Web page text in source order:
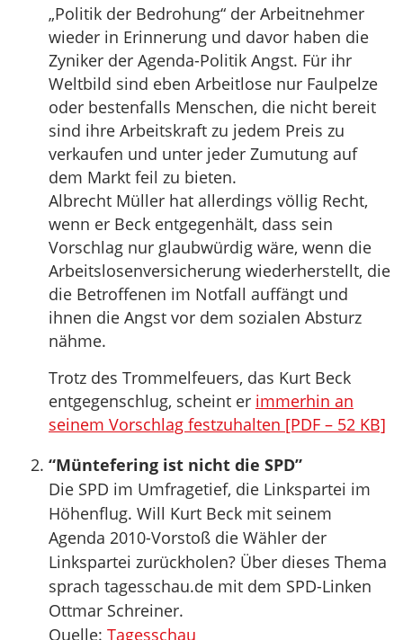
„Politik der Bedrohung“ der Arbeitnehmer
wieder in Erinnerung und davor haben die
Zyniker der Agenda-Politik Angst. Für ihr
Weltbild sind eben Arbeitlose nur Faulpelze
oder bestenfalls Menschen, die nicht bereit
sind ihre Arbeitskraft zu jedem Preis zu
verkaufen und unter jeder Zumutung auf
dem Markt feil zu bieten.
Albrecht Müller hat allerdings völlig Recht,
wenn er Beck entgegenhält, dass sein
Vorschlag nur glaubwürdig wäre, wenn die
Arbeitslosenversicherung wiederherstellt, die
die Betroffenen im Notfall auffängt und
ihnen die Angst vor dem sozialen Absturz
nähme.
Trotz des Trommelfeuers, das Kurt Beck
entgegenschlug, scheint er immerhin an
seinem Vorschlag festzuhalten [PDF – 52 KB]
“Müntefering ist nicht die SPD”
Die SPD im Umfragetief, die Linkspartei im
Höhenflug. Will Kurt Beck mit seinem
Agenda 2010-Vorstoß die Wähler der
Linkspartei zurückholen? Über dieses Thema
sprach tagesschau.de mit dem SPD-Linken
Ottmar Schreiner.
Quelle: Tagesschau